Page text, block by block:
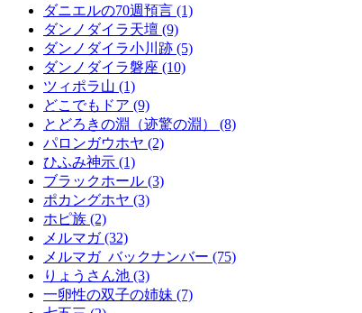
ダニエルの70週預言 (1)
ダンノダイラ天壇 (9)
ダンノダイラ小川跡 (5)
ダンノダイラ磐座 (10)
ツィポラ山 (1)
どこでもドア (9)
とどろきの淵（迹驚の淵） (8)
パロンガウホヤ (2)
ひふみ神示 (1)
ブラックホール (3)
ポカングホヤ (3)
ホピ族 (2)
メルマガ (32)
メルマガ_バックナンバー (75)
りょうさん池 (3)
一卵性の双子の姉妹 (7)